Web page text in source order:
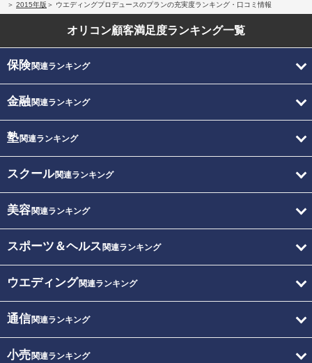
2015年版
ウエディングプロデュースのプランの充実度ランキング・口コミ情報
オリコン顧客満足度ランキング一覧
保険関連ランキング
金融関連ランキング
塾関連ランキング
スクール関連ランキング
美容関連ランキング
スポーツ＆ヘルス 関連ランキング
ウエディング関連ランキング
通信関連ランキング
小売関連ランキング